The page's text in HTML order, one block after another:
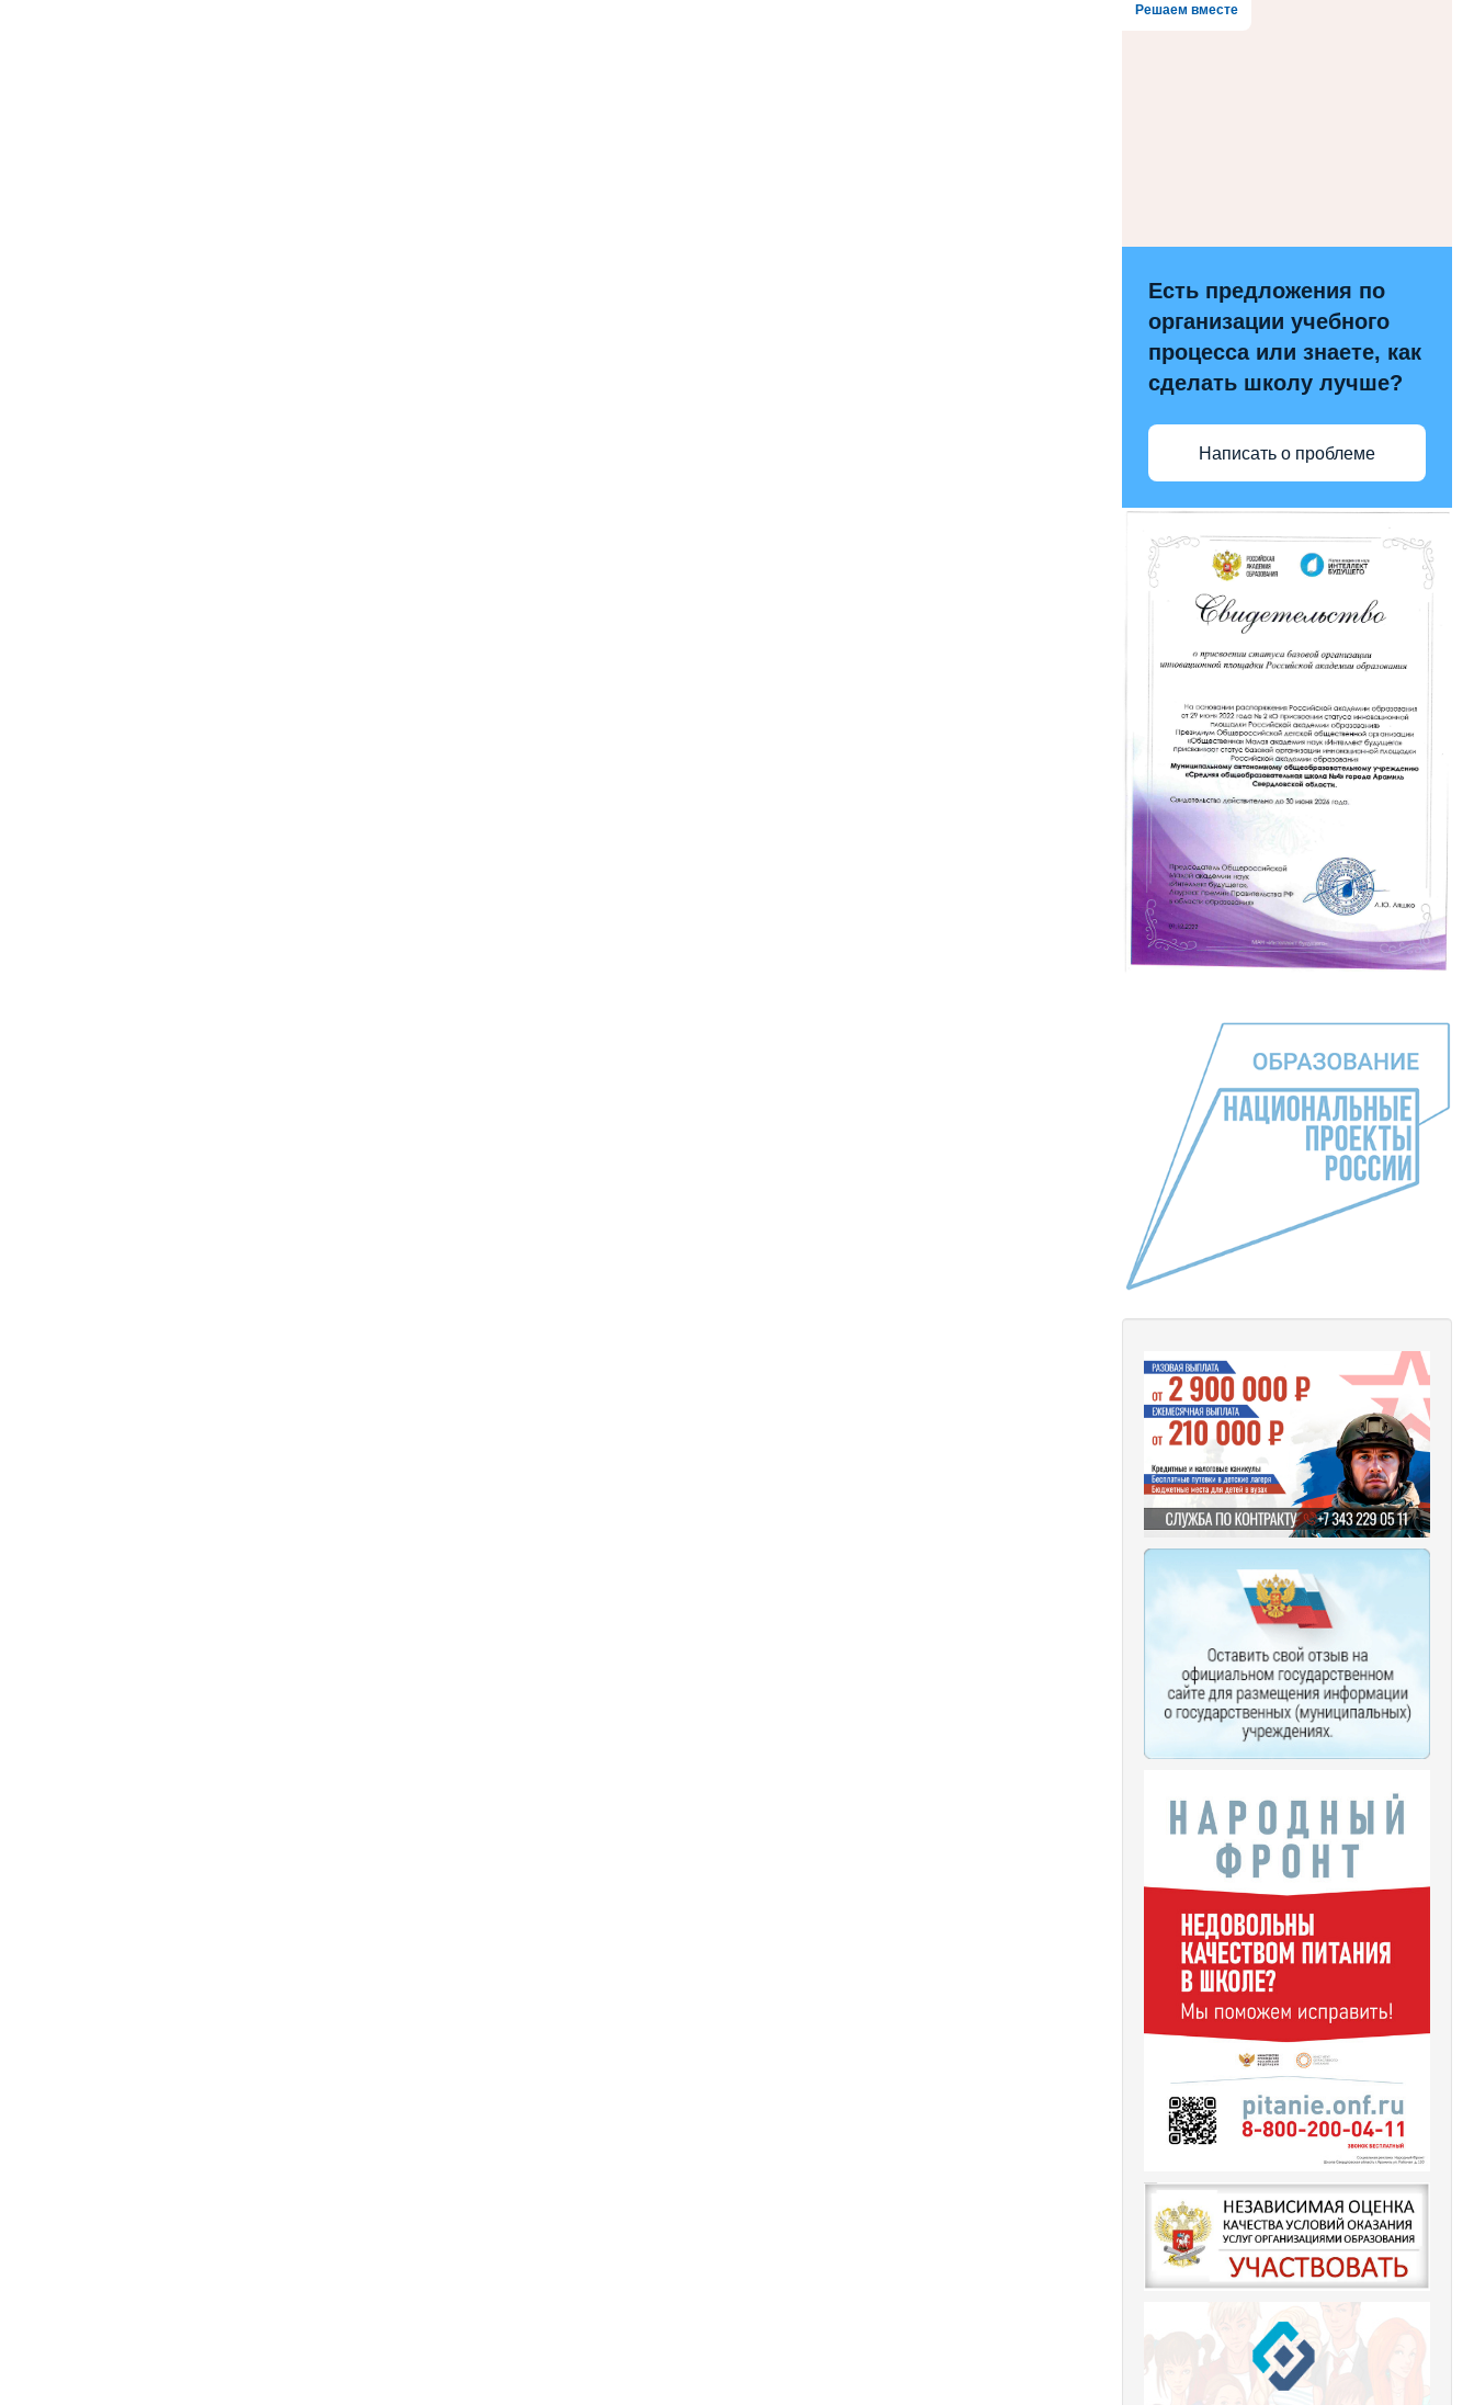
Решаем вместе
Есть предложения по
организации учебного
процесса или знаете, как
сделать школу лучше?
Написать о проблеме